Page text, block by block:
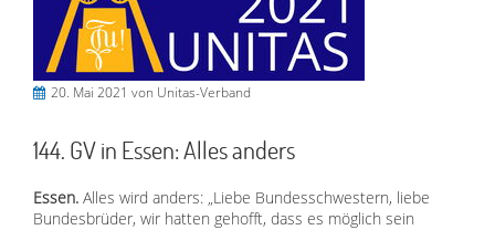
20. Mai 2021 von Unitas-Verband
144. GV in Essen: Alles anders
Essen. Alles wird anders: „Liebe Bundesschwestern, liebe
Bundesbrüder, wir hatten gehofft, dass es möglich sein